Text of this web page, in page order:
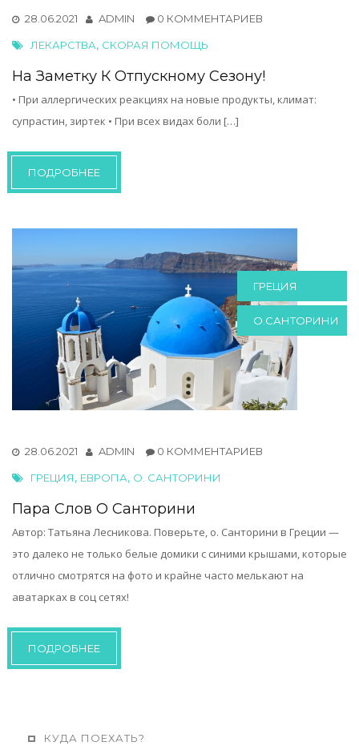
28.06.2021 ADMIN 0 КОММЕНТАРИЕВ
ЛЕКАРСТВА, СКОРАЯ ПОМОЩЬ
На Заметку К Отпускному Сезону!
• При аллергических реакциях на новые продукты, климат:
супрастин, зиртек • При всех видах боли […]
ПОДРОБНЕЕ
ГРЕЦИЯ
О.САНТОРИНИ
28.06.2021 ADMIN 0 КОММЕНТАРИЕВ
ГРЕЦИЯ, ЕВРОПА, О. САНТОРИНИ
Пара Слов О Санторини
Автор: Татьяна Лесникова. Поверьте, о. Санторини в Греции —
это далеко не только белые домики с синими крышами, которые
отлично смотрятся на фото и крайне часто мелькают на
аватарках в соц сетях!
ПОДРОБНЕЕ
КУДА ПОЕХАТЬ?